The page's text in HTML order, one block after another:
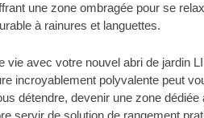
une zone ombragée pour se
à rainures et languettes.
vie avec votre nouvel abri de jardin
incroyablement polyvalente peut
détendre, devenir une zone dédiée